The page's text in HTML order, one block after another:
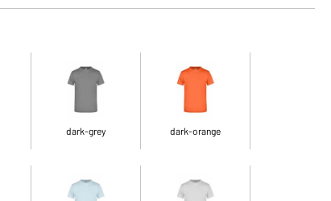
dark-grey dark-orange